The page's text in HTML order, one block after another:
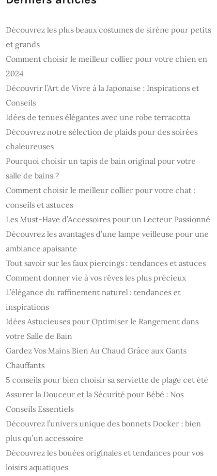
Découvrez les plus beaux costumes de sirène pour petits
et grands
Comment choisir le meilleur collier pour votre chien en
2024
Découvrir l’Art de Vivre à la Japonaise : Inspirations et
Conseils
Idées de tenues élégantes avec une robe terracotta
Découvrez notre sélection de plaids pour des soirées
chaleureuses
Pourquoi choisir un tapis de bain original pour votre
salle de bains ?
Comment choisir le meilleur collier pour votre chat :
conseils et astuces
Les Must-Have d’Accessoires pour un Lecteur Passionné
Découvrez les avantages d’une lampe veilleuse pour une
ambiance apaisante
Tout savoir sur les faux piercings : tendances et astuces
Comment donner vie à vos rêves les plus précieux
L’élégance du raffinement naturel : tendances et
inspirations
Idées Astucieuses pour Optimiser le Rangement dans
votre Salle de Bain
Gardez Vos Mains Bien Au Chaud Grâce aux Gants
Chauffants
5 conseils pour bien choisir sa serviette de plage cet été
Assurer la Douceur et la Sécurité pour Bébé : Nos
Conseils Essentiels
Découvrez l’univers unique des bonnets Docker : bien
plus qu’un accessoire
Découvrez les bouées originales et tendances pour vos
loisirs aquatiques